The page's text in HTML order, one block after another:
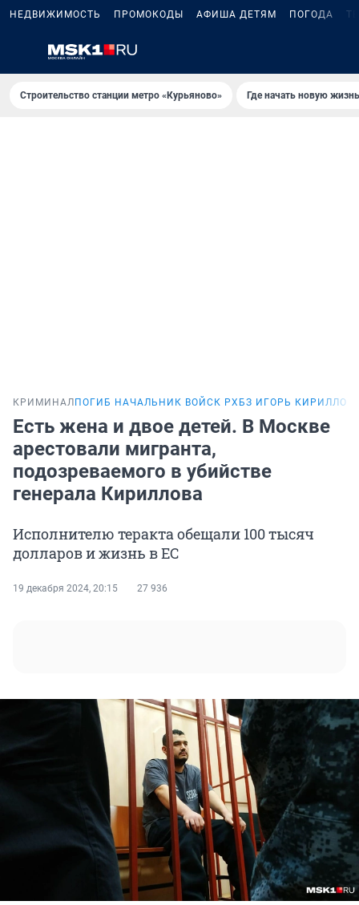
НЕДВИЖИМОСТЬ ПРОМОКОДЫ АФИША ДЕТЯМ ПОГОДА
Строительство станции метро «Курьяново» Где начать новую
КРИМИНАЛ ПОГИБ НАЧАЛЬНИК ВОЙСК РХБЗ ИГОРЬ КИРИЛЛОВ
Есть жена и двое детей. В Москве
арестовали мигранта,
подозреваемого в убийстве
генерала Кириллова
Исполнителю теракта обещали 100 тысяч
долларов и жизнь в ЕС
19 декабря 2024, 20:15 27 936